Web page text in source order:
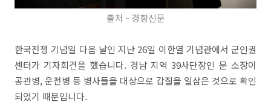
출처 - 경향신문
한국전쟁 기념일 다음 날인 지난 26일 이한열 기념관에서 군인권
센터가 기자회견을 했습니다. 경남 지역 39사단장인 문 소장이
공관병, 운전병 등 병사들을 대상으로 갑질을 일삼은 것으로 확인
되었기 때문입니다.